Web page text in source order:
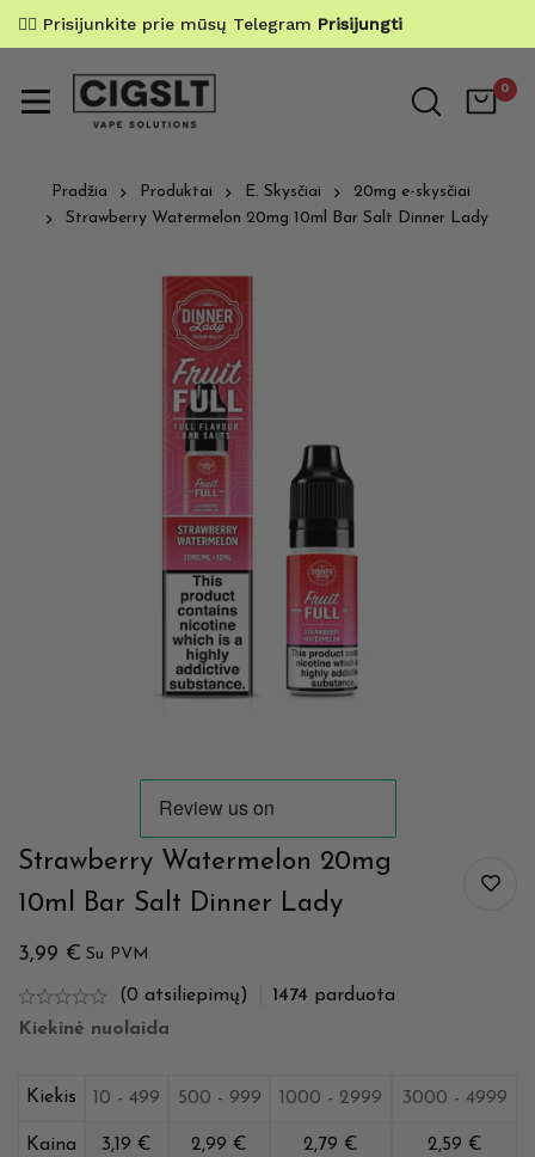
✌🏼 Prisijunkite prie mūsų Telegram Prisijungti
0
Pradžia Produktai E. Skysčiai
20mg e-skysčiai
Strawberry Watermelon 20mg 10ml Bar Salt Dinner Lady
Strawberry Watermelon 20mg
10ml Bar Salt Dinner Lady
3,99 € Su PVM
(0 atsiliepimų) 1474 parduota
Kiekinė nuolaida
Kiekis 10 - 499 500 - 999 1000 - 2999 3000 - 4999
Kaina 3,19 € 2,99 € 2,79 € 2,59 €